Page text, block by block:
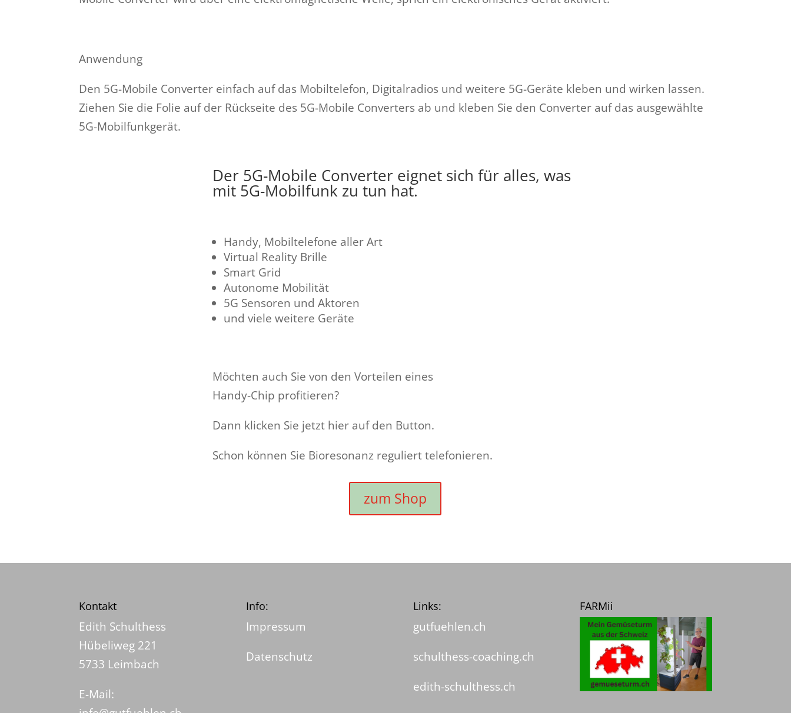
Anwendung
Den 5G-Mobile Converter einfach auf das Mobiltelefon, Digitalradios und weitere 5G-Geräte kleben und wirken lassen.
Ziehen Sie die Folie auf der Rückseite des 5G-Mobile Converters ab und kleben Sie den Converter auf das ausgewählte
5G-Mobilfunkgerät.
Der 5G-Mobile Converter eignet sich für alles, was
mit 5G-Mobilfunk zu tun hat.
Handy, Mobiltelefone aller Art
Virtual Reality Brille
Smart Grid
Autonome Mobilität
5G Sensoren und Aktoren
und viele weitere Geräte
Möchten auch Sie von den Vorteilen eines
Handy-Chip profitieren?
Dann klicken Sie jetzt hier auf den Button.
Schon können Sie Bioresonanz reguliert telefonieren.
zum Shop
Kontakt
Edith Schulthess
Hübeliweg 221
5733 Leimbach
E-Mail:
Info:
Impressum
Datenschutz
Links:
gutfuehlen.ch
schulthess-coaching.ch
edith-schulthess.ch
FARMii